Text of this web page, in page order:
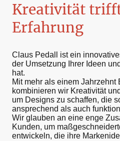
Kreativität
Erfahrung
Claus Pedall ist ein
der Umsetzung Ihrer Ideen
hat.
Mit mehr als einem
kombinieren wir Kreativität
um Designs zu schaffen, die
ansprechend als auch
Wir glauben an eine enge
Kunden, um
entwickeln, die ihre